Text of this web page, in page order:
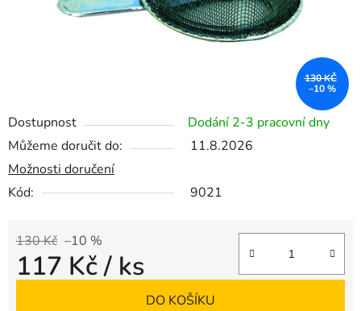
Dostupnost
Dodání 2-3 pracovní dny
Můžeme doručit do:
11.8.2026
Možnosti doručení
Kód:
9021
130 Kč –10 %
117 Kč/ ks
DO KOŠÍKU
130 KČ
–10 %